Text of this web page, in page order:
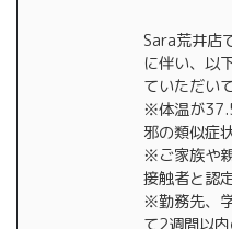
Sara荒井店
に伴い、以
ていただい
※体温が
邪の類似症
※ご家族や
接触者と認
※勤務先、
て2週間以